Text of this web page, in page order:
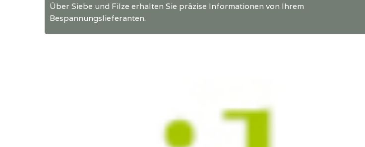
Über Siebe und Filze erhalten Sie präzise Informationen von Ihrem
Bespannungslieferanten.